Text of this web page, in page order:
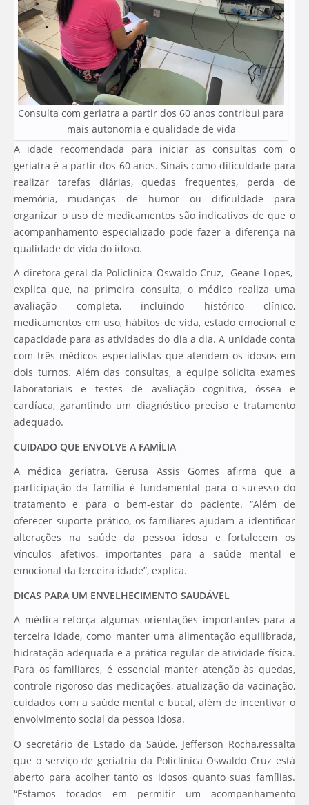
Consulta com geriatra a partir dos 60 anos contribui para
mais autonomia e qualidade de vida
A idade recomendada para iniciar as consultas com o
geriatra é a partir dos 60 anos. Sinais como dificuldade para
realizar tarefas diárias, quedas frequentes, perda de
memória, mudanças de humor ou dificuldade para
organizar o uso de medicamentos são indicativos de que o
acompanhamento especializado pode fazer a diferença na
qualidade de vida do idoso.
A diretora-geral da Policlínica Oswaldo Cruz, Geane Lopes,
explica que, na primeira consulta, o médico realiza uma
avaliação completa, incluindo histórico clínico,
medicamentos em uso, hábitos de vida, estado emocional e
capacidade para as atividades do dia a dia. A unidade conta
com três médicos especialistas que atendem os idosos em
dois turnos. Além das consultas, a equipe solicita exames
laboratoriais e testes de avaliação cognitiva, óssea e
cardíaca, garantindo um diagnóstico preciso e tratamento
adequado.
CUIDADO QUE ENVOLVE A FAMÍLIA
A médica geriatra, Gerusa Assis Gomes afirma que a
participação da família é fundamental para o sucesso do
tratamento e para o bem-estar do paciente. “Além de
oferecer suporte prático, os familiares ajudam a identificar
alterações na saúde da pessoa idosa e fortalecem os
vínculos afetivos, importantes para a saúde mental e
emocional da terceira idade”, explica.
DICAS PARA UM ENVELHECIMENTO SAUDÁVEL
A médica reforça algumas orientações importantes para a
terceira idade, como manter uma alimentação equilibrada,
hidratação adequada e a prática regular de atividade física.
Para os familiares, é essencial manter atenção às quedas,
controle rigoroso das medicações, atualização da vacinação,
cuidados com a saúde mental e bucal, além de incentivar o
envolvimento social da pessoa idosa.
O secretário de Estado da Saúde, Jefferson Rocha,ressalta
que o serviço de geriatria da Policlínica Oswaldo Cruz está
aberto para acolher tanto os idosos quanto suas famílias.
“Estamos focados em permitir um acompanhamento